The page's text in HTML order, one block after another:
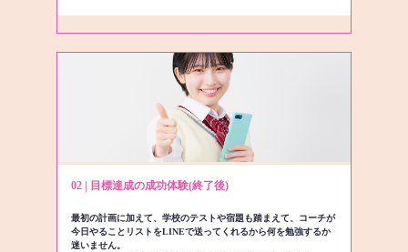
02 | 目標達成の成功体験(終了後)
最初の計画に加えて、学校のテストや宿題も踏まえて、コーチが
今日やることリストをLINEで送ってくれるから何を勉強するか
迷いません。